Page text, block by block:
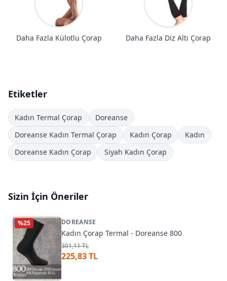
Daha Fazla Külotlu Çorap Daha Fazla Diz Altı Çorap
Etiketler
Kadın Termal Çorap
Doreanse
Doreanse Kadın Termal Çorap
Kadın Çorap
Kadın
Doreanse Kadın Çorap
Siyah Kadın Çorap
Sizin İçin Öneriler
%25 DOREANSE
Kadın Çorap Termal - Doreanse 800
301,11 TL
225,83 TL